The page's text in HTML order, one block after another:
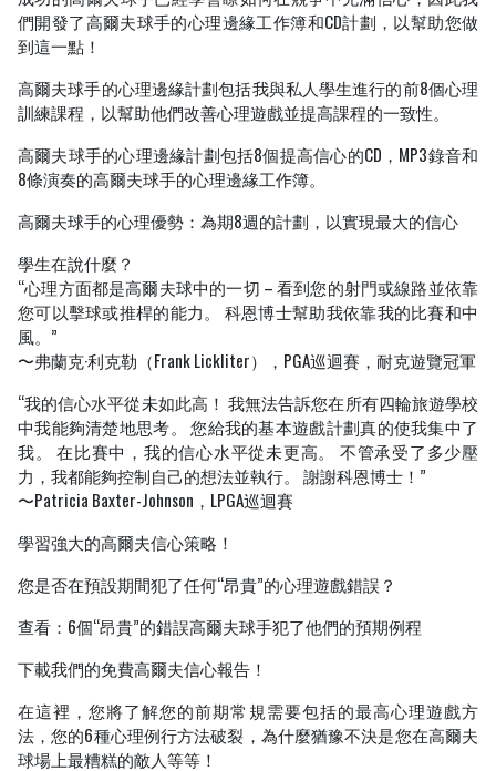
們開發了高爾夫球手的心理邊緣工作簿和CD計劃，以幫助您做
到這一點！
高爾夫球手的心理邊緣計劃包括我與私人學生進行的前8個心理
訓練課程，以幫助他們改善心理遊戲並提高課程的一致性。
高爾夫球手的心理邊緣計劃包括8個提高信心的CD，MP3錄音和
8條演奏的高爾夫球手的心理邊緣工作簿。
高爾夫球手的心理優勢：為期8週的計劃，以實現最大的信心
學生在說什麼？
“心理方面都是高爾夫球中的一切 – 看到您的射門或線路並依靠
您可以擊球或推桿的能力。 科恩博士幫助我依靠我的比賽和中
風。”
〜弗蘭克·利克勒（Frank Lickliter），PGA巡迴賽，耐克遊覽冠軍
“我的信心水平從未如此高！ 我無法告訴您在所有四輪旅遊學校
中我能夠清楚地思考。 您給我的基本遊戲計劃真的使我集中了
我。 在比賽中，我的信心水平從未更高。 不管承受了多少壓
力，我都能夠控制自己的想法並執行。 謝謝科恩博士！”
〜Patricia Baxter-Johnson，LPGA巡迴賽
學習強大的高爾夫信心策略！
您是否在預設期間犯了任何“昂貴”的心理遊戲錯誤？
查看：6個“昂貴”的錯誤高爾夫球手犯了他們的預期例程
下載我們的免費高爾夫信心報告！
在這裡，您將了解您的前期常規需要包括的最高心理遊戲方
法，您的6種心理例行方法破裂，為什麼猶豫不決是您在高爾夫
球場上最糟糕的敵人等等！